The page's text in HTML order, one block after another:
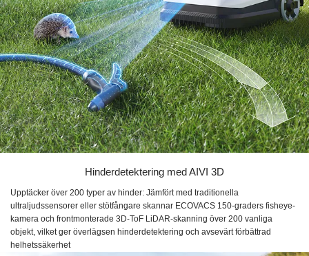
Hinderdetektering med AIVI 3D
Upptäcker över 200 typer av hinder: Jämfört med traditionella
ultraljudssensorer eller stötfångare skannar ECOVACS 150-graders fisheye-
kamera och frontmonterade 3D-ToF LiDAR-skanning över 200 vanliga
objekt, vilket ger överlägsen hinderdetektering och avsevärt förbättrad
helhetssäkerhet